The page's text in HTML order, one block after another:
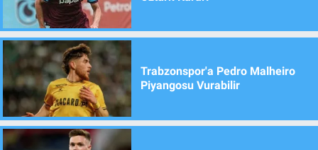
Trabzonspor'a Pedro Malheiro
Piyangosu Vurabilir